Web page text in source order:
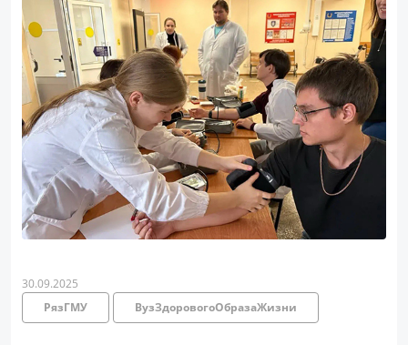
30.09.2025
РязГМУ
ВузЗдоровогоОбразаЖизни